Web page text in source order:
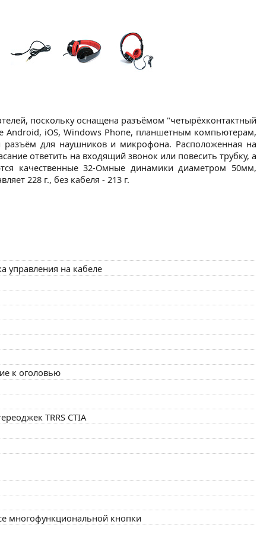
поскольку оснащена разъёмом "четырёхконтактный
Android, iOS, Windows Phone, планшетным компьютерам,
для наушников и микрофона. Расположенная на
ответить на входящий звонок или повесить трубку, а
качественные 32-Омные динамики диаметром 50мм,
228 г., без кабеля - 213 г.
управления на кабеле
к оголовью
TRRS CTIA
многофункциональной кнопки